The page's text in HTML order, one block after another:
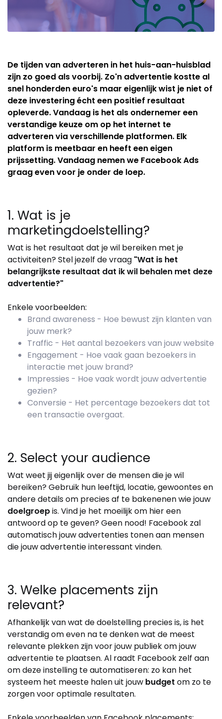
De tijden van adverteren in het huis-aan-huisblad
zijn zo goed als voorbij. Zo'n advertentie kostte al
snel honderden euro's maar eigenlijk wist je niet of
deze investering écht een positief resultaat
opleverde. Vandaag is het als ondernemer een
verstandige keuze om op het internet te
adverteren via verschillende platformen. Elk
platform is meetbaar en heeft een eigen
prijssetting. Vandaag nemen we Facebook Ads
graag even voor je onder de loep.
1. Wat is je
marketingdoelstelling?
Wat is het resultaat dat je wil bereiken met je
activiteiten? Stel jezelf de vraag "Wat is het
belangrijkste resultaat dat ik wil behalen met deze
advertentie?"
Enkele voorbeelden:
Brand awareness - Hoe bewust zijn klanten van
jouw merk?
Traffic - Het aantal bezoekers van jouw website
Engagement - Hoe vaak gaan bezoekers in
interactie met jouw brand?
Impressies - Hoe vaak wordt jouw advertentie
gezien?
Conversie - Het percentage bezoekers dat tot
een transactie overgaat.
2. Select your audience
Wat weet jij eigenlijk over de mensen die je wil
bereiken? Gebruik hun leeftijd, locatie, gewoontes en
andere details om precies af te bakenenen wie jouw
doelgroepis. Vind je het moeilijk om hier een
antwoord op te geven? Geen nood! Facebook zal
automatisch jouw advertenties tonen aan mensen
die jouw advertentie interessant vinden.
3. Welke placements zijn
relevant?
Afhankelijk van wat de doelstelling precies is, is het
verstandig om even na te denken wat de meest
relevante plekken zijn voor jouw publiek om jouw
advertentie te plaatsen. Al raadt Facebook zelf aan
om deze instelling te automatiseren: zo kan het
systeem het meeste halen uit jouw budget om zo te
zorgen voor optimale resultaten.